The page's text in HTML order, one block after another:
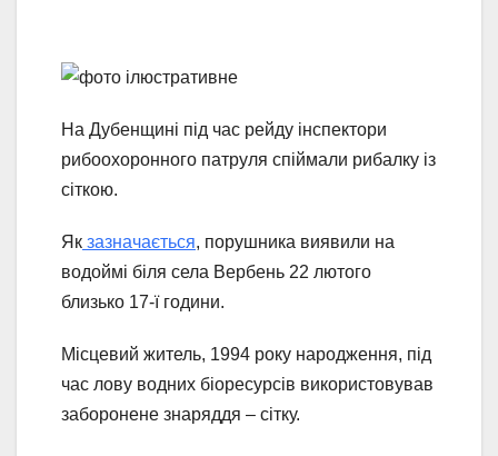
На Дубенщині під час рейду інспектори
рибоохоронного патруля спіймали рибалку із
сіткою.
Як зазначається, порушника виявили на
водоймі біля села Вербень 22 лютого
близько 17-ї години.
Місцевий житель, 1994 року народження, під
час лову водних біоресурсів використовував
заборонене знаряддя – сітку.